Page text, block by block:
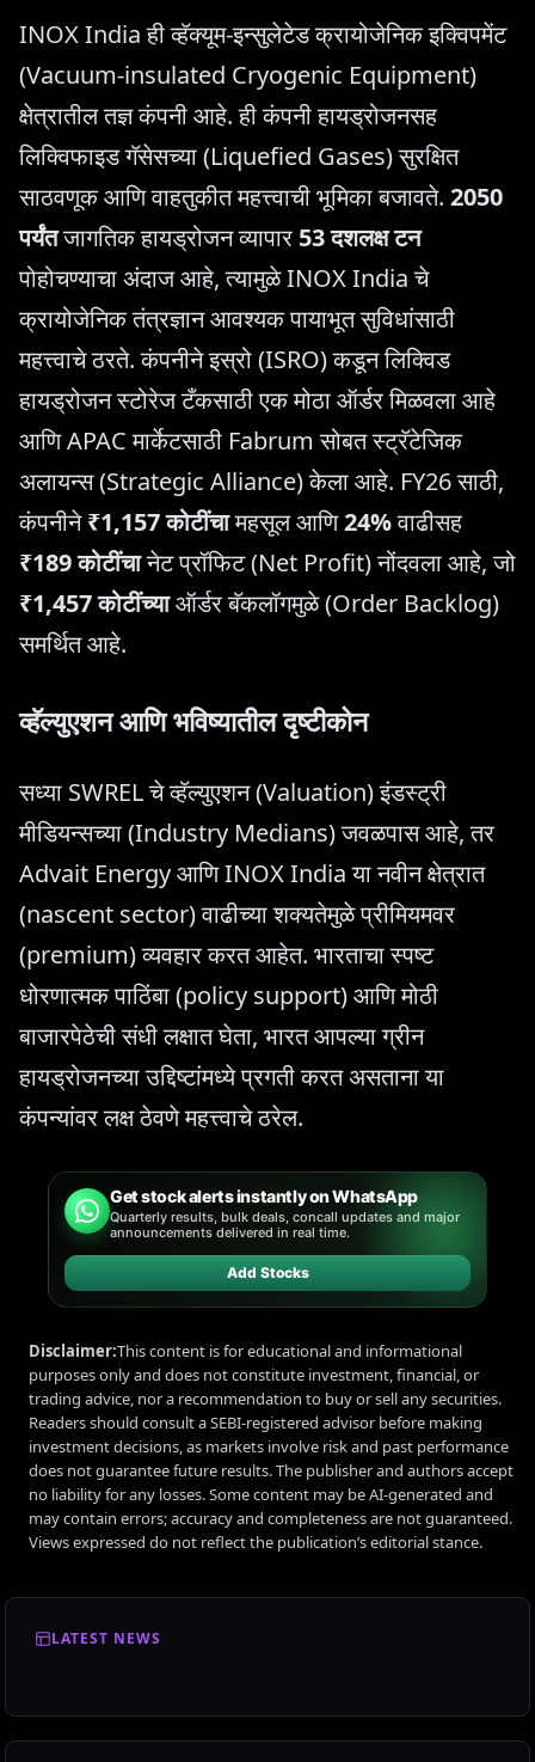
INOX India ही व्हॅक्यूम-इन्सुलेटेड क्रायोजेनिक इक्विपमेंट
(Vacuum-insulated Cryogenic Equipment)
क्षेत्रातील तज्ञ कंपनी आहे. ही कंपनी हायड्रोजनसह
लिक्विफाइड गॅसेसच्या (Liquefied Gases) सुरक्षित
साठवणूक आणि वाहतुकीत महत्त्वाची भूमिका बजावते. 2050
पर्यंतजागतिक हायड्रोजन व्यापार 53 दशलक्ष टन
पोहोचण्याचा अंदाज आहे, त्यामुळे INOX India चे
क्रायोजेनिक तंत्रज्ञान आवश्यक पायाभूत सुविधांसाठी
महत्त्वाचे ठरते. कंपनीने इस्रो (ISRO) कडून लिक्विड
हायड्रोजन स्टोरेज टँकसाठी एक मोठा ऑर्डर मिळवला आहे
आणि APAC मार्केटसाठी Fabrum सोबत स्ट्रॅटेजिक
अलायन्स (Strategic Alliance) केला आहे. FY26 साठी,
कंपनीने₹1,157 कोटींचामहसूल आणि24%वाढीसह
₹189 कोटींचानेट प्रॉफिट (Net Profit) नोंदवला आहे, जो
₹1,457 कोटींच्याऑर्डर बॅकलॉगमुळे (Order Backlog)
समर्थित आहे.
व्हॅल्युएशन आणि भविष्यातील दृष्टीकोन
सध्या SWREL चे व्हॅल्युएशन (Valuation) इंडस्ट्री
मीडियन्सच्या (Industry Medians) जवळपास आहे, तर
Advait Energy आणि INOX India या नवीन क्षेत्रात
(nascent sector) वाढीच्या शक्यतेमुळे प्रीमियमवर
(premium) व्यवहार करत आहेत. भारताचा स्पष्ट
धोरणात्मक पाठिंबा (policy support) आणि मोठी
बाजारपेठेची संधी लक्षात घेता, भारत आपल्या ग्रीन
हायड्रोजनच्या उद्दिष्टांमध्ये प्रगती करत असताना या
कंपन्यांवर लक्ष ठेवणे महत्त्वाचे ठरेल.
Get stock alerts instantly on WhatsApp
Quarterly results, bulk deals, concall updates and major
announcements delivered in real time.
Add Stocks
Disclaimer:This content is for educational and informational
purposes only and does not constitute investment, financial, or
trading advice, nor a recommendation to buy or sell any securities.
Readers should consult a SEBI-registered advisor before making
investment decisions, as markets involve risk and past performance
does not guarantee future results. The publisher and authors accept
no liability for any losses. Some content may be AI-generated and
may contain errors; accuracy and completeness are not guaranteed.
Views expressed do not reflect the publication’s editorial stance.
LATEST NEWS